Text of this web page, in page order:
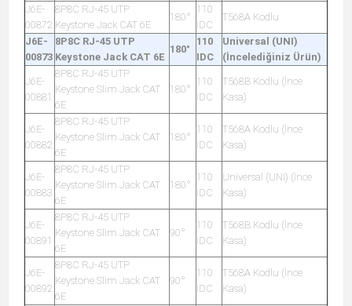
J6E-
00872
8P8C RJ-45 UTP
Keystone Jack CAT 6E
180°
110
IDC
T568A Kodlu
J6E-
00873
8P8C RJ-45 UTP
Keystone Jack CAT 6E
180°
110
IDC
Universal (UNI)
(İncelediğiniz Ürün)
J6E-
00881
8P8C RJ-45 UTP
Keystone Slim Jack CAT
6E
180°
110
IDC
T568B Kodlu (İnce
Kasa)
J6E-
00882
8P8C RJ-45 UTP
Keystone Slim Jack CAT
6E
180°
110
IDC
T568A Kodlu (İnce
Kasa)
J6E-
00883
8P8C RJ-45 UTP
Keystone Slim Jack CAT
6E
180°
110
IDC
Universal (UNI) (İnce
Kasa)
J6E-
00891
8P8C RJ-45 UTP
Keystone Slim Jack CAT
6E
90°
110
IDC
T568B Kodlu (İnce
Kasa)
J6E-
00892
8P8C RJ-45 UTP
Keystone Slim Jack CAT
6E
90°
110
IDC
T568A Kodlu (İnce
Kasa)